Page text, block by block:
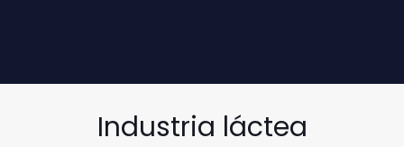
Industria láctea